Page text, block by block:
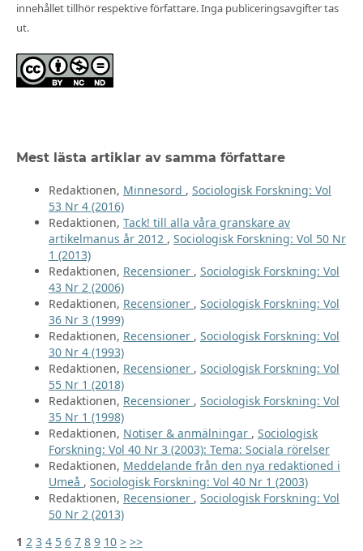
innehållet tillhör respektive författare. Inga publiceringsavgifter tas
ut.
Mest lästa artiklar av samma författare
Redaktionen, Minnesord , Sociologisk Forskning: Vol
53 Nr 4 (2016)
Redaktionen, Tack! till alla våra granskare av
artikelmanus år 2012 , Sociologisk Forskning: Vol 50 Nr
1 (2013)
Redaktionen, Recensioner , Sociologisk Forskning: Vol
43 Nr 2 (2006)
Redaktionen, Recensioner , Sociologisk Forskning: Vol
36 Nr 3 (1999)
Redaktionen, Recensioner , Sociologisk Forskning: Vol
30 Nr 4 (1993)
Redaktionen, Recensioner , Sociologisk Forskning: Vol
55 Nr 1 (2018)
Redaktionen, Recensioner , Sociologisk Forskning: Vol
35 Nr 1 (1998)
Redaktionen, Notiser & anmälningar , Sociologisk
Forskning: Vol 40 Nr 3 (2003): Tema: Sociala rörelser
Redaktionen, Meddelande från den nya redaktioned i
Umeå , Sociologisk Forskning: Vol 40 Nr 1 (2003)
Redaktionen, Recensioner , Sociologisk Forskning: Vol
50 Nr 2 (2013)
1 2 3 4 5 6 7 8 9 10 > >>